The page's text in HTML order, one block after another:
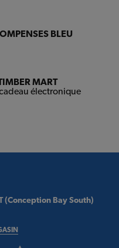
BLEU
MART
électronique
(Conception Bay South)